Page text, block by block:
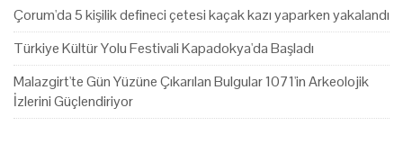
Çorum'da 5 kişilik defineci çetesi kaçak kazı yaparken yakalandı
Türkiye Kültür Yolu Festivali Kapadokya'da Başladı
Malazgirt'te Gün Yüzüne Çıkarılan Bulgular 1071'in Arkeolojik
İzlerini Güçlendiriyor